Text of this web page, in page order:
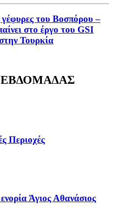
του Βοσπόρου –
στο έργο του GSI
Τουρκία
ΕΒΔΟΜΑΔΑΣ
Περιοχές
Άγιος Αθανάσιος